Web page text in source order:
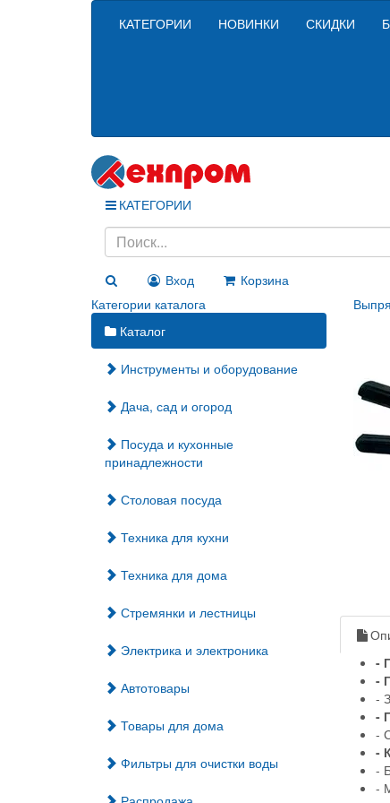
КАТЕГОРИИ НОВИНКИ СКИДКИ
КАТЕГОРИИ
Вход
Корзина
Категории каталога
Каталог
Инструменты и оборудование
Дача, сад и огород
Посуда и кухонные
принадлежности
Столовая посуда
Техника для кухни
Техника для дома
Стремянки и лестницы
Электрика и электроника
Автотовары
Товары для дома
Фильтры для очистки воды
-
-
-
-
-
-
-
-